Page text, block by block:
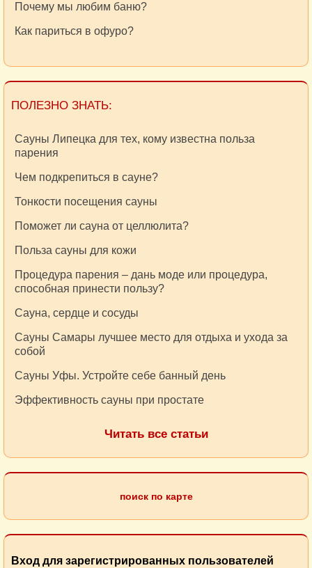
Почему мы любим баню?
Как париться в офуро?
ПОЛЕЗНО ЗНАТЬ:
Сауны Липецка для тех, кому известна польза
парения
Чем подкрепиться в сауне?
Тонкости посещения сауны
Поможет ли сауна от целлюлита?
Польза сауны для кожи
Процедура парения – дань моде или процедура,
способная принести пользу?
Сауна, сердце и сосуды
Сауны Самары лучшее место для отдыха и ухода за
собой
Сауны Уфы. Устройте себе банный день
Эффективность сауны при простате
Читать все статьи
поиск по карте
Вход для зарегистрированных пользователей